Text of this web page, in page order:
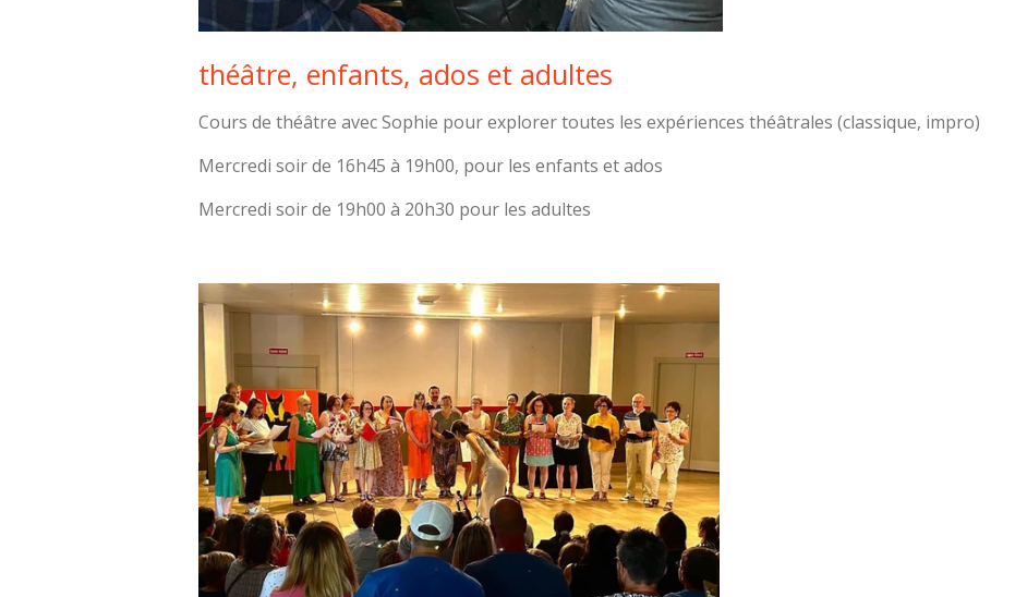
théâtre, enfants, ados et adultes
Cours de théâtre avec Sophie pour explorer toutes les expériences théâtrales (classique, impro)
Mercredi soir de 16h45 à 19h00, pour les enfants et ados
Mercredi soir de 19h00 à 20h30 pour les adultes